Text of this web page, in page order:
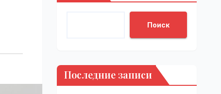
Поиск
Последние записи